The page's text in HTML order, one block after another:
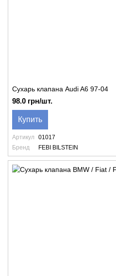
Сухарь клапана Audi A6 97-04
98.0 грн/шт.
Купить
Артикул
01017
Бренд
FEBI BILSTEIN